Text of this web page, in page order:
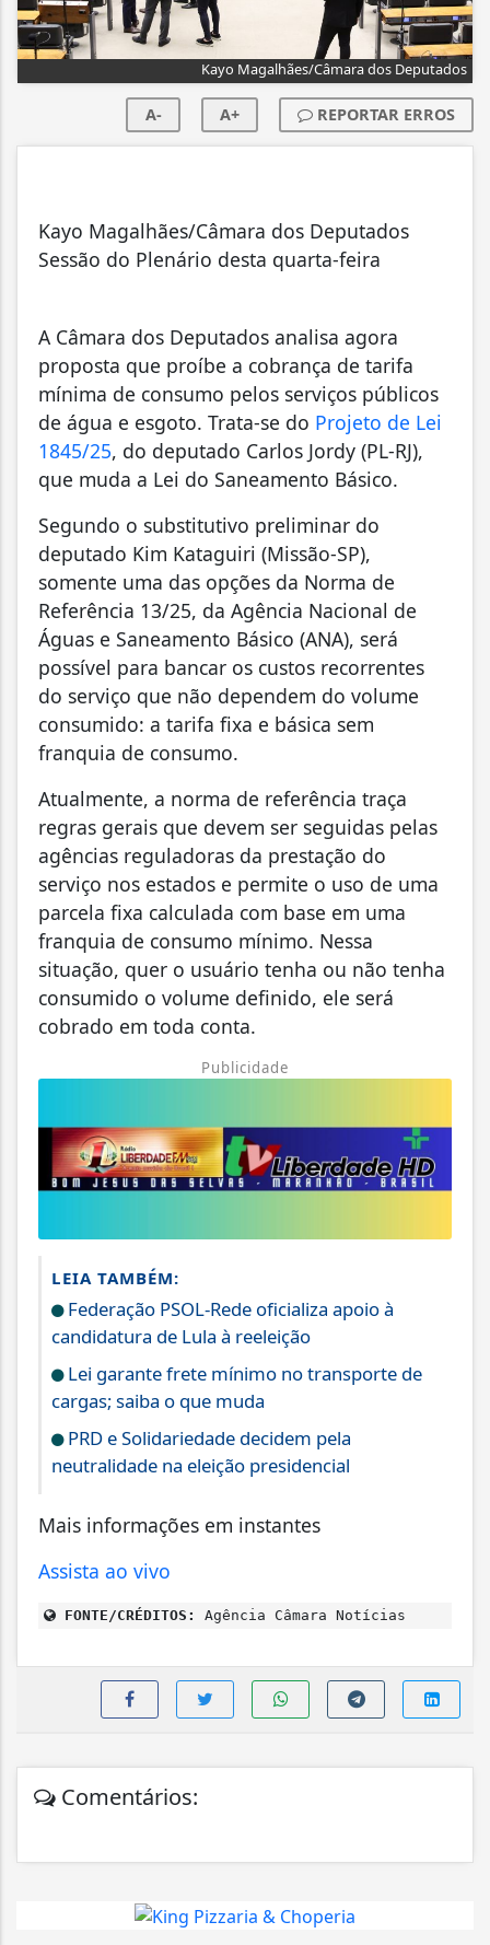
Kayo Magalhães/Câmara dos Deputados
A- A+ REPORTAR ERROS
Kayo Magalhães/Câmara dos Deputados
Sessão do Plenário desta quarta-feira
A Câmara dos Deputados analisa agora
proposta que proíbe a cobrança de tarifa
mínima de consumo pelos serviços públicos
de água e esgoto. Trata-se do Projeto de Lei
1845/25, do deputado Carlos Jordy (PL-RJ),
que muda a Lei do Saneamento Básico.
Segundo o substitutivo preliminar do
deputado Kim Kataguiri (Missão-SP),
somente uma das opções da Norma de
Referência 13/25, da Agência Nacional de
Águas e Saneamento Básico (ANA), será
possível para bancar os custos recorrentes
do serviço que não dependem do volume
consumido: a tarifa fixa e básica sem
franquia de consumo.
Atualmente, a norma de referência traça
regras gerais que devem ser seguidas pelas
agências reguladoras da prestação do
serviço nos estados e permite o uso de uma
parcela fixa calculada com base em uma
franquia de consumo mínimo. Nessa
situação, quer o usuário tenha ou não tenha
consumido o volume definido, ele será
cobrado em toda conta.
Publicidade
LEIA TAMBÉM:
Federação PSOL-Rede oficializa apoio à
candidatura de Lula à reeleição
Lei garante frete mínimo no transporte de
cargas; saiba o que muda
PRD e Solidariedade decidem pela
neutralidade na eleição presidencial
Mais informações em instantes
Assista ao vivo
FONTE/CRÉDITOS: Agência Câmara Notícias
Comentários: